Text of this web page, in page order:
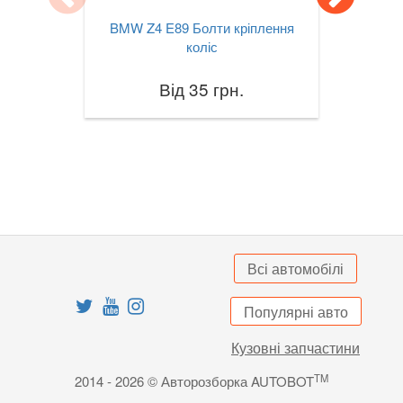
X3M III F97BMW Z4 E89 Болти кріплення
коліс
Від 35 грн.
Всі автомобілі
Популярні авто
Кузовні запчастини
2014 - 2026 © Авторозборка AUTOBOTTM